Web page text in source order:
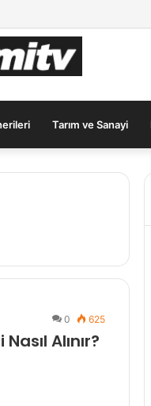
Tarım ve Sanayi
0 625
Alınır?